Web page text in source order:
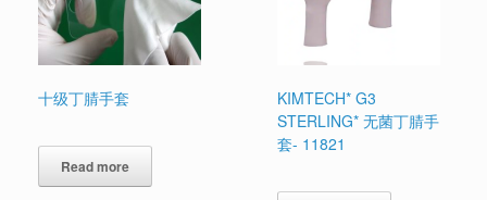
十级丁腈手套
Read more
KIMTECH* G3
STERLING* 无菌丁腈手
套- 11821